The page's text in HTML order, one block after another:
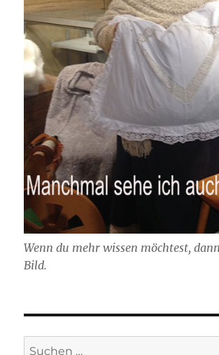
Wenn du mehr wissen möchtest,
Bild.
Suchen